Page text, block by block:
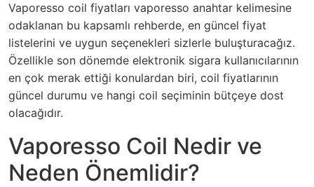
Vaporesso coil fiyatları vaporesso anahtar kelimesine
odaklanan bu kapsamlı rehberde, en güncel fiyat
listelerini ve uygun seçenekleri sizlerle buluşturacağız.
Özellikle son dönemde elektronik sigara kullanıcılarının
en çok merak ettiği konulardan biri, coil fiyatlarının
güncel durumu ve hangi coil seçiminin bütçeye dost
olacağıdır.
Vaporesso Coil Nedir ve
Neden Önemlidir?